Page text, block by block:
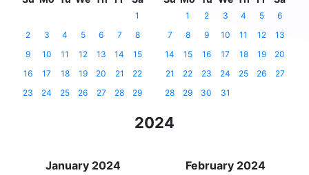
1
2
3 4 5 6 7
8
9
10 11 12 13 14
15
16
17 18 19 20 21
22
23
24 25 26 27 28 29
1 2 3 4 5
6
7
8 9 10 11 12
13
14
15 16 17 18 19
20
21
22 23 24 25 26
27
28
29 30 31
2024
January 2024 February 2024